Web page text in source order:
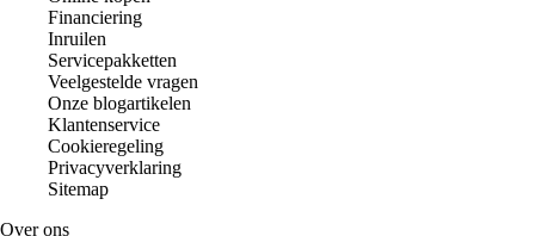
Financiering
Inruilen
Servicepakketten
Veelgestelde vragen
Onze blogartikelen
Klantenservice
Cookieregeling
Privacyverklaring
Sitemap
Over ons